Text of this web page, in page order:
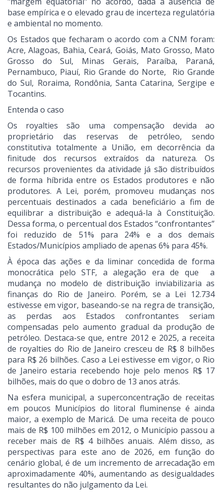
base empírica e o elevado grau de incerteza regulatória
e ambiental no momento.
Os Estados que fecharam o acordo com a CNM foram:
Acre, Alagoas, Bahia, Ceará, Goiás, Mato Grosso, Mato
Grosso do Sul, Minas Gerais, Paraíba, Paraná,
Pernambuco, Piauí, Rio Grande do Norte, Rio Grande
do Sul, Roraima, Rondônia, Santa Catarina, Sergipe e
Tocantins.
Entenda o caso
Os royalties são uma compensação devida ao
proprietário das reservas de petróleo, sendo
constitutiva totalmente a União, em decorrência da
finitude dos recursos extraídos da natureza. Os
recursos provenientes da atividade já são distribuídos
de forma híbrida entre os Estados produtores e não
produtores. A Lei, porém, promoveu mudanças nos
percentuais destinados a cada beneficiário a fim de
equilibrar a distribuição e adequá-la à Constituição.
Dessa forma, o percentual dos Estados “confrontantes”
foi reduzido de 51% para 24% e a dos demais
Estados/Municípios ampliado de apenas 6% para 45%.
À época das ações e da liminar concedida de forma
monocrática pelo STF, a alegação era de que a
mudança no modelo de distribuição inviabilizaria as
finanças do Rio de Janeiro. Porém, se a Lei 12.734
estivesse em vigor, baseando-se na regra de transição,
as perdas aos Estados confrontantes seriam
compensadas pelo aumento gradual da produção de
petróleo. Destaca-se que, entre 2012 e 2025, a receita
de royalties do Rio de Janeiro cresceu de R$ 8 bilhões
para R$ 26 bilhões. Caso a Lei estivesse em vigor, o Rio
de Janeiro estaria recebendo hoje pelo menos R$ 17
bilhões, mais do que o dobro de 13 anos atrás.
Na esfera municipal, a superconcentração de receitas
em poucos Municípios do litoral fluminense é ainda
maior, a exemplo de Maricá. De uma receita de pouco
mais de R$ 100 milhões em 2012, o Município passou a
receber mais de R$ 4 bilhões anuais. Além disso, as
perspectivas para este ano de 2026, em função do
cenário global, é de um incremento de arrecadação em
aproximadamente 40%, aumentando as desigualdades
resultantes do não julgamento da Lei.